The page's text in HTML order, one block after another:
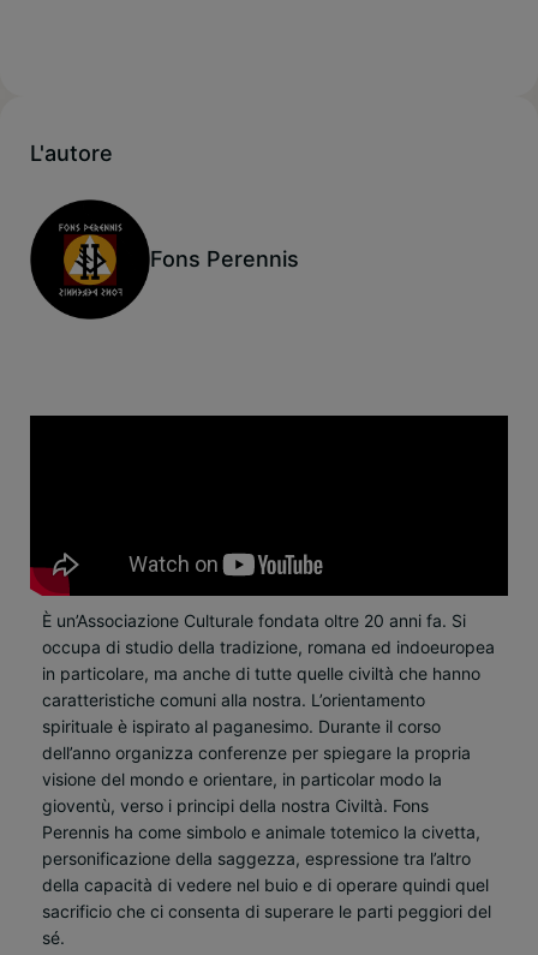
L'autore
Fons Perennis
È un’Associazione Culturale fondata oltre 20 anni fa. Si
occupa di studio della tradizione, romana ed indoeuropea
in particolare, ma anche di tutte quelle civiltà che hanno
caratteristiche comuni alla nostra. L’orientamento
spirituale è ispirato al paganesimo. Durante il corso
dell’anno organizza conferenze per spiegare la propria
visione del mondo e orientare, in particolar modo la
gioventù, verso i principi della nostra Civiltà. Fons
Perennis ha come simbolo e animale totemico la civetta,
personificazione della saggezza, espressione tra l’altro
della capacità di vedere nel buio e di operare quindi quel
sacrificio che ci consenta di superare le parti peggiori del
sé.